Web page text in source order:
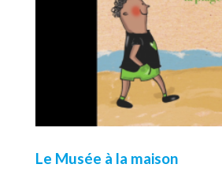
Le Musée à la maison